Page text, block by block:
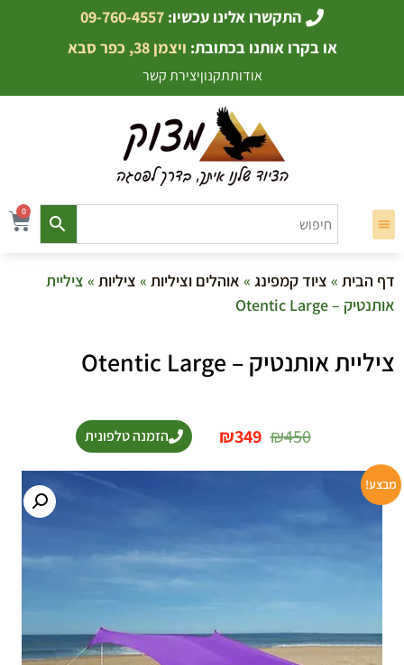
התקשרו אלינו עכשיו: 09-760-4557
או בקרו אותנו בכתובת: ויצמן 38, כפר סבא
אודותתקנוןיצירת קשר
0
דף הבית » ציוד קמפינג » אוהלים וציליות » ציליות » ציליית
אותנטיק – Otentic Large
ציליית אותנטיק – Otentic Large
₪450
₪349 הזמנה טלפונית
מבצע!